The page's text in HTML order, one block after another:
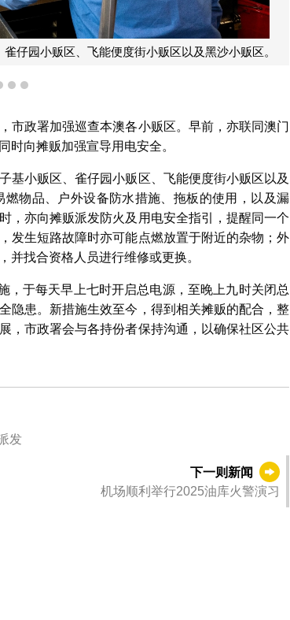
仔园小贩区、飞能便度街小贩区以及黑沙小贩区。
6 7
市政署加强巡查本澳各小贩区。早前，亦联同澳门
时向摊贩加强宣导用电安全。
基小贩区、雀仔园小贩区、飞能便度街小贩区以及
物品、户外设备防水措施、拖板的使用，以及漏
，亦向摊贩派发防火及用电安全指引，提醒同一个
发生短路故障时亦可能点燃放置于附近的杂物；外
并找合资格人员进行维修或更换。
，于每天早上七时开启总电源，至晚上九时关闭总
隐患。新措施生效至今，得到相关摊贩的配合，整
，市政署会与各持份者保持沟通，以确保社区公共
发
下一则新闻
机场顺利举行2025油库火警演习